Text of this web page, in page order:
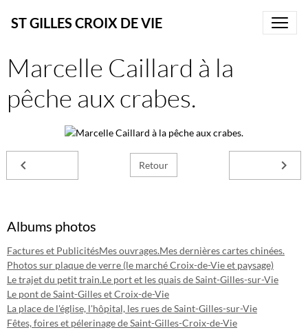
ST GILLES CROIX DE VIE
Marcelle Caillard à la
pêche aux crabes.
Retour
Albums photos
Factures et PublicitésMes ouvrages.Mes dernières cartes chinées.
Photos sur plaque de verre (le marché Croix-de-Vie et paysage)
Le trajet du petit train.Le port et les quais de Saint-Gilles-sur-Vie
Le pont de Saint-Gilles et Croix-de-Vie
La place de l'église, l'hôpital, les rues de Saint-Gilles-sur-Vie
Fêtes, foires et pélerinage de Saint-Gilles-Croix-de-Vie